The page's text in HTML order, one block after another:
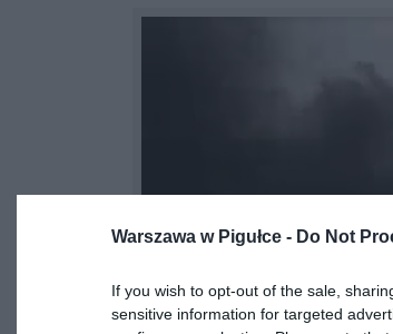
Warszawa w Pigułce - Do Not
If you wish to opt-out of the sale,
sensitive information for targeted